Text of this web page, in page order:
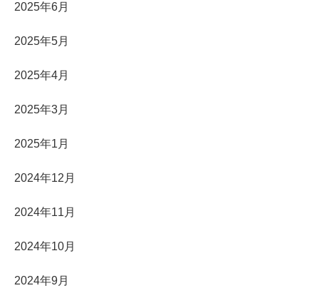
2025年6月
2025年5月
2025年4月
2025年3月
2025年1月
2024年12月
2024年11月
2024年10月
2024年9月